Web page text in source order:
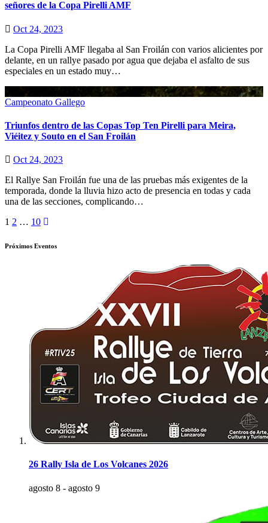
señores de la Copa Pirelli AMF
Oct 24, 2023
La Copa Pirelli AMF llegaba al San Froilán con varios alicientes por
delante, en un rallye pasado por agua que dejaba el asfalto de sus
especiales en un estado muy…
Campeonato Gallego
Triunfos dentro de las Copas Top Ten Pirelli para Meira,
Viéitez y Souto en el San Froilán
Oct 24, 2023
El Rallye San Froilán fue una de las pruebas más exigentes de la
temporada, donde la lluvia hizo acto de presencia en todas y cada
una de las secciones, complicando…
Paginación
de
1 2 … 10
Próximos Eventos
26 Rally Isla de Los Volcanes 2026
agosto 8 - agosto 9